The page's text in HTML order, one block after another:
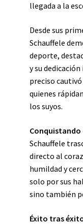
llegada a la
Desde sus
Schauffele
deporte,
y su
preciso
quienes
los suyos.
Conquistando
Schauffele
directo al
humildad y
solo por sus
sino también
Éxito tras